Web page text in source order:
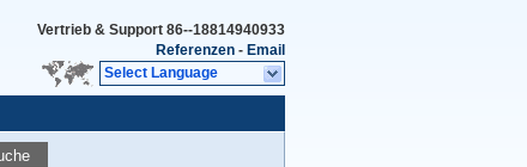
Vertrieb & Support 86--18814940933
Referenzen - Email
Select Language